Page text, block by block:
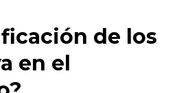
de los
en el